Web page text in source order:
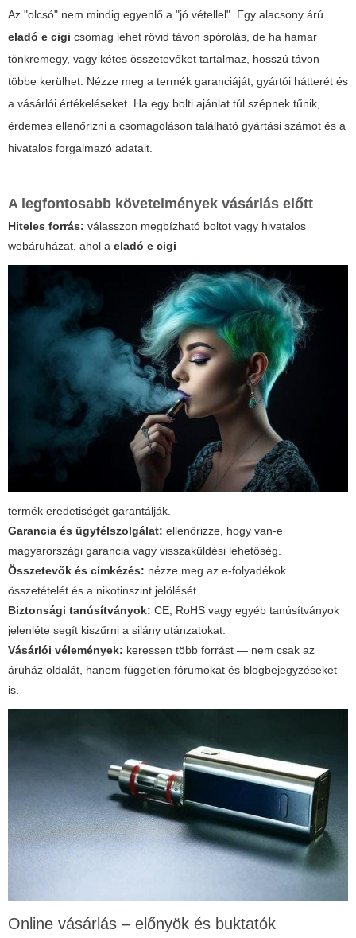
Az "olcsó" nem mindig egyenlő a "jó vétellel". Egy alacsony árú
eladó e cigi csomag lehet rövid távon spórolás, de ha hamar
tönkremegy, vagy kétes összetevőket tartalmaz, hosszú távon
többe kerülhet. Nézze meg a termék garanciáját, gyártói hátterét és
a vásárlói értékeléseket. Ha egy bolti ajánlat túl szépnek tűnik,
érdemes ellenőrizni a csomagoláson található gyártási számot és a
hivatalos forgalmazó adatait.
A legfontosabb követelmények vásárlás előtt
Hiteles forrás: válasszon megbízható boltot vagy hivatalos
webáruházat, ahol a eladó e cigi
termék eredetiségét garantálják.
Garancia és ügyfélszolgálat: ellenőrizze, hogy van-e
magyarországi garancia vagy visszaküldési lehetőség.
Összetevők és címkézés: nézze meg az e-folyadékok
összetételét és a nikotinszint jelölését.
Biztonsági tanúsítványok: CE, RoHS vagy egyéb tanúsítványok
jelenléte segít kiszűrni a silány utánzatokat.
Vásárlói vélemények: keressen több forrást — nem csak az
áruház oldalát, hanem független fórumokat és blogbejegyzéseket
is.
Online vásárlás – előnyök és buktatók